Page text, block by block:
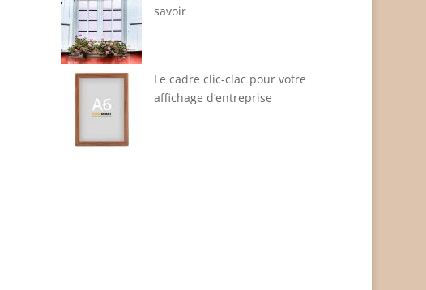
savoir
Le cadre clic-clac pour votre
affichage d’entreprise